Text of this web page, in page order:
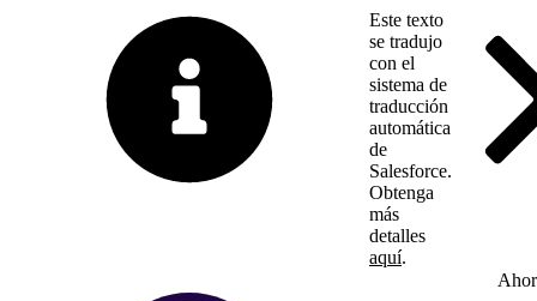
Este texto
se tradujo
con el
sistema de
traducción
automática
de
Salesforce.
Obtenga
más
detalles
aquí.